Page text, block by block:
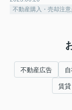
不動産購入・売却注意
不動産広告
賃